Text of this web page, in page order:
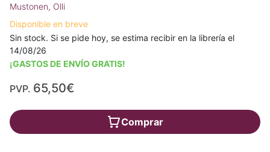
Mustonen, Olli
Disponible en breve
Sin stock. Si se pide hoy, se estima recibir en la librería el
14/08/26
¡GASTOS DE ENVÍO GRATIS!
PVP. 65,50€
Comprar